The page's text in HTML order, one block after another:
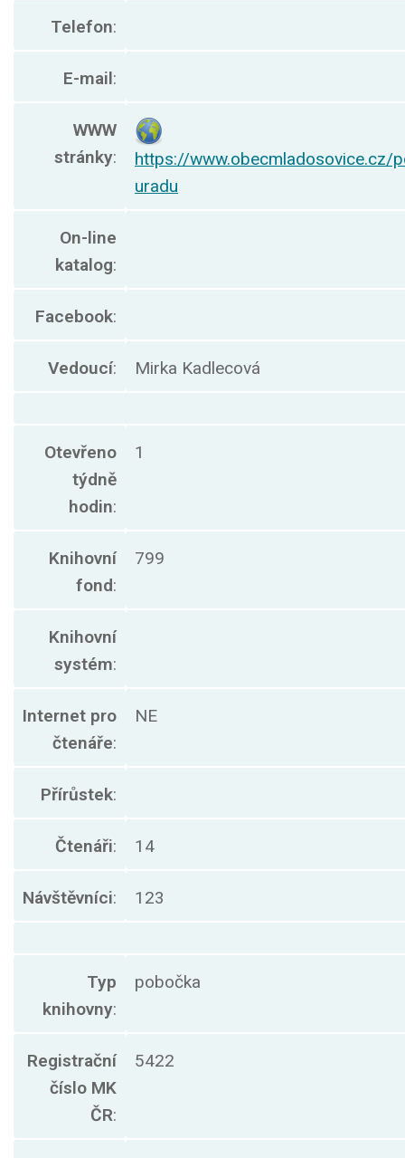
Telefon:
E-mail:
WWW
stránky:
https://www.obecmladosovice.cz/
uradu
On-line
katalog:
Facebook:
Vedoucí: Mirka Kadlecová
Otevřeno
týdně
hodin:
1
Knihovní
fond:
799
Knihovní
systém:
Internet pro
čtenáře:
NE
Přírůstek:
Čtenáři: 14
Návštěvníci: 123
Typ
knihovny:
pobočka
Registrační
číslo MK
ČR:
5422